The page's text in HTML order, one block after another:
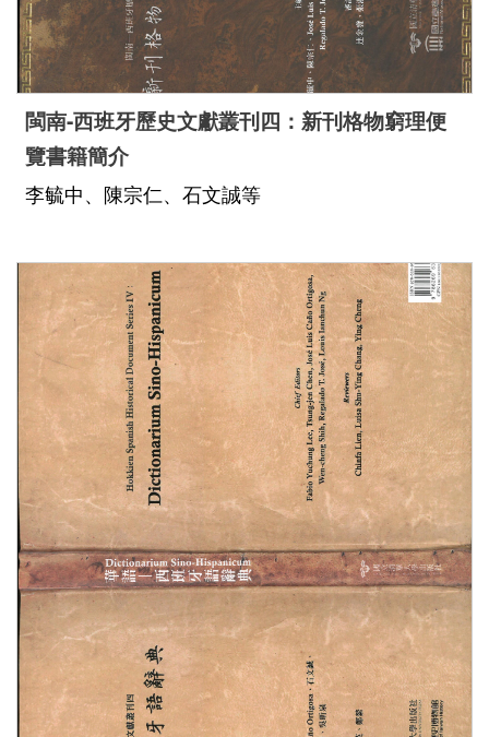
閩南-西班牙歷史文獻叢刊四：新刊格物窮理便
覽書籍簡介
李毓中、陳宗仁、石文誠等